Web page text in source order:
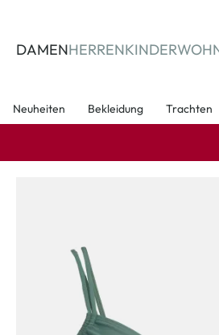
DAMENHERRENKINDER
Neuheiten Bekleidung Trachten